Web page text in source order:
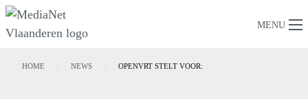
MENU
HOME NEWS OPENVRT STELT VOOR: